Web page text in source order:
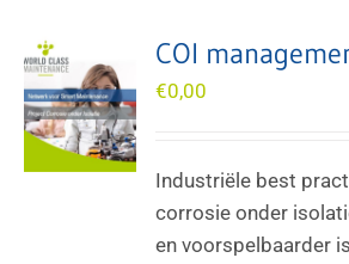
COI
€0,00
Industriële best
corrosie onder
en voorspelbaarder